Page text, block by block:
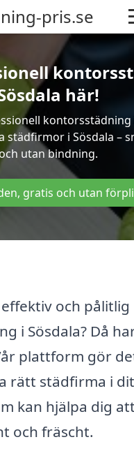
pris.se
här!
kontorsstädning i
städfirmor i Sösdala –
utan bindning.
gratis och utan
och pålitlig
i Sösdala? Då
plattform gör
rätt städfirma i
kan hjälpa dig
och fräscht.